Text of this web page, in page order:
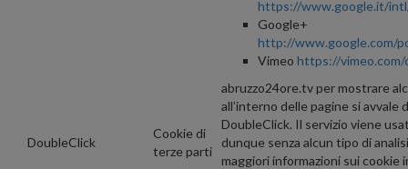
https://www.google.it/
Google+
http://www.google.com/
Vimeo https://vimeo.com/
DoubleClick
Cookie di
terze parti
abruzzo24ore.tv per mostrare
all’interno delle pagine si avvale
DoubleClick. Il servizio viene
dunque senza alcun tipo di
maggiori informazioni sui cookie